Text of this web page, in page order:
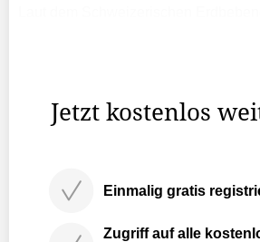
Jetzt kostenlos
Einmalig gratis
Zugriff auf alle